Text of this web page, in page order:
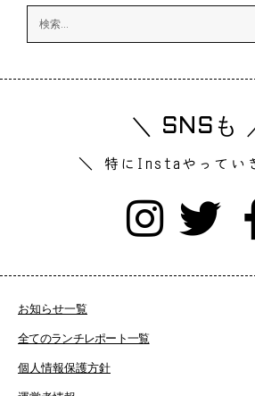
＼ SNSも
＼ 特にInstaやってい
お知らせ一覧
全てのランチレポート一覧
個人情報保護方針